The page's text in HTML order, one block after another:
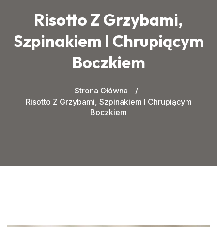
Risotto Z Grzybami,
Szpinakiem I Chrupiącym
Boczkiem
Strona Główna
Risotto Z Grzybami, Szpinakiem I Chrupiącym
Boczkiem